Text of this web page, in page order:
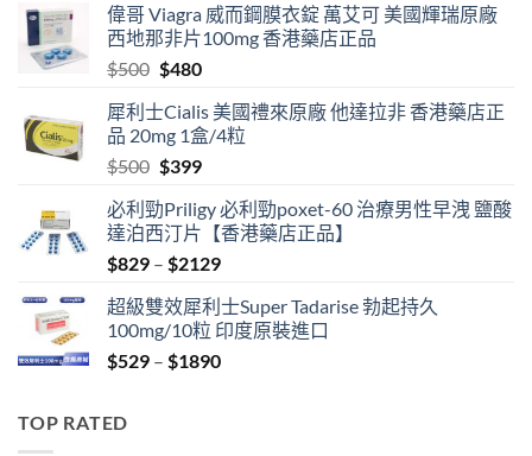
偉哥 Viagra 威而鋼膜衣錠 萬艾可 美國輝瑞原廠
西地那非片100mg 香港藥店正品
$500 Original
was:
$500.
$480Current
is:
$480.
犀利士Cialis 美國禮來原廠 他達拉非 香港藥店正
品 20mg 1盒/4粒
$500 Original
was:
$500.
$399Current
is:
$399.
必利勁Priligy 必利勁poxet-60 治療男性早洩 鹽酸
達泊西汀片【香港藥店正品】
$829 – $2129Price
$829
through
$2129
超級雙效犀利士Super Tadarise 勃起持久
100mg/10粒 印度原裝進口
$529 – $1890Price
TOP RATED